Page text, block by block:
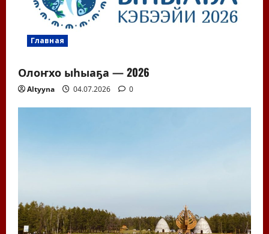
Главная
Олоҥхо ыһыаҕа — 2026
Altyyna 04.07.2026 0